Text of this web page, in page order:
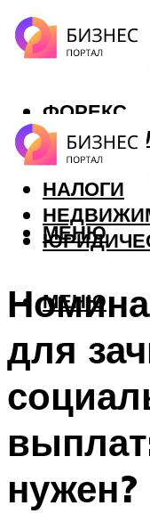
ФОРЕКС
БИЗНЕС
КРЕДИТЫ
НАЛОГИ
МЕНЮ
МЕНЮ
для
нужен?